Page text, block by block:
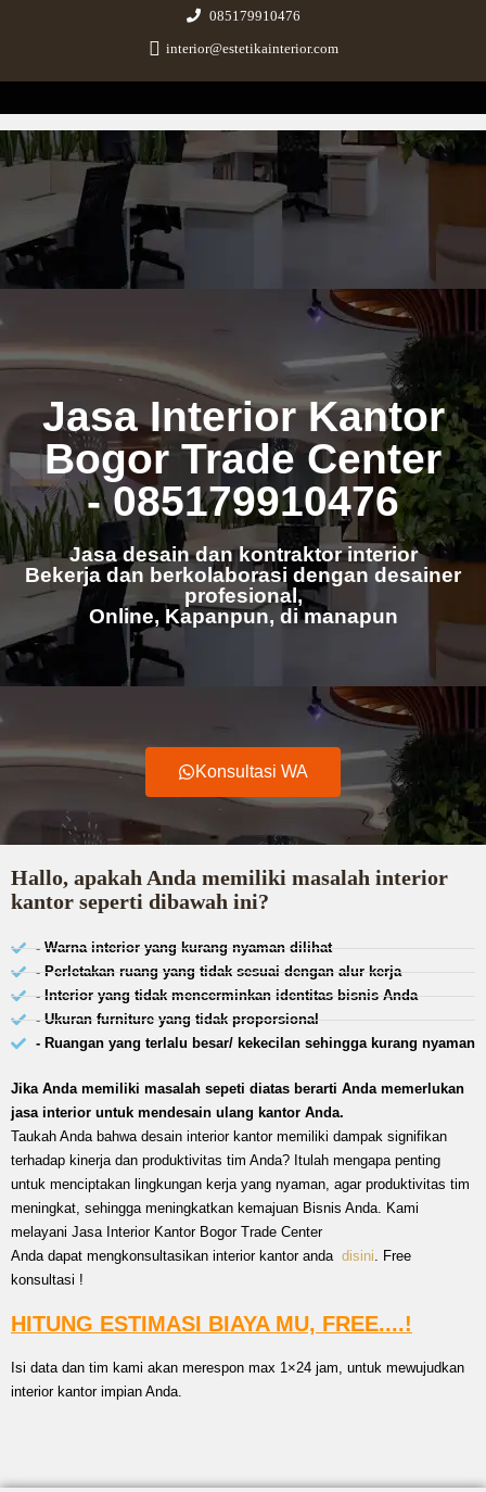
085179910476
interior@estetikainterior.com
Estetika Interior
Design & Build Consultant
Jasa Interior Kantor
Bogor Trade Center
- 085179910476
Jasa desain dan kontraktor interior
Bekerja dan berkolaborasi dengan desainer
profesional,
Online, Kapanpun, di manapun
Konsultasi WA
Hallo, apakah Anda memiliki masalah interior
kantor seperti dibawah ini?
- Warna interior yang kurang nyaman dilihat
- Perletakan ruang yang tidak sesuai dengan alur kerja
- Interior yang tidak mencerminkan identitas bisnis Anda
- Ukuran furniture yang tidak proporsional
- Ruangan yang terlalu besar/ kekecilan sehingga kurang nyaman
Jika Anda memiliki masalah sepeti diatas berarti Anda memerlukan
jasa interior untuk mendesain ulang kantor Anda.
Taukah Anda bahwa desain interior kantor memiliki dampak signifikan
terhadap kinerja dan produktivitas tim Anda? Itulah mengapa penting
untuk menciptakan lingkungan kerja yang nyaman, agar produktivitas tim
meningkat, sehingga meningkatkan kemajuan Bisnis Anda. Kami
melayani Jasa Interior Kantor Bogor Trade Center
Anda dapat mengkonsultasikan interior kantor anda disini. Free
konsultasi !
HITUNG ESTIMASI BIAYA MU, FREE....!
Isi data dan tim kami akan merespon max 1×24 jam, untuk mewujudkan
interior kantor impian Anda.